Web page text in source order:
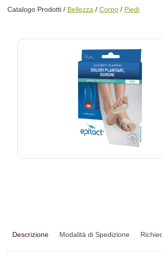
Catalogo Prodotti / Bellezza / Corpo / Piedi
Descrizione Modalità di Spedizione